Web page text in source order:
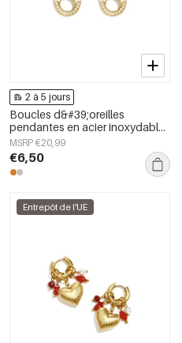
2 à 5 jours
Boucles d&#39;oreilles
pendantes en acier inoxydable,
forme géométrique, collection
simple pour le quotidien, bijoux
pour femmes
MSRP €20,99
€6,50
Entrepôt de l'UE